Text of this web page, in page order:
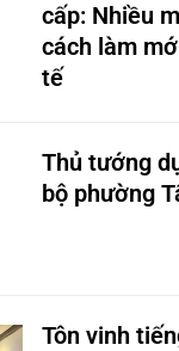
cấp: Nhiều
cách làm
tế
Thủ tướng
bộ phường
Tôn vinh